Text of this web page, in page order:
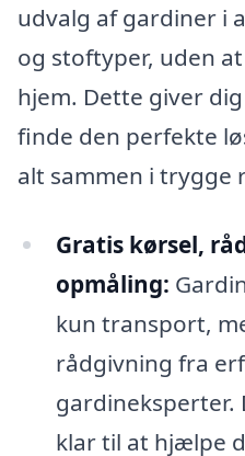
udvalg af gardiner i
og stoftyper, uden
hjem. Dette giver
finde den perfekte
alt sammen i trygge
Gratis kørsel,
opmåling:
kun transport,
rådgivning fra
gardineksperter.
klar til at hjælpe